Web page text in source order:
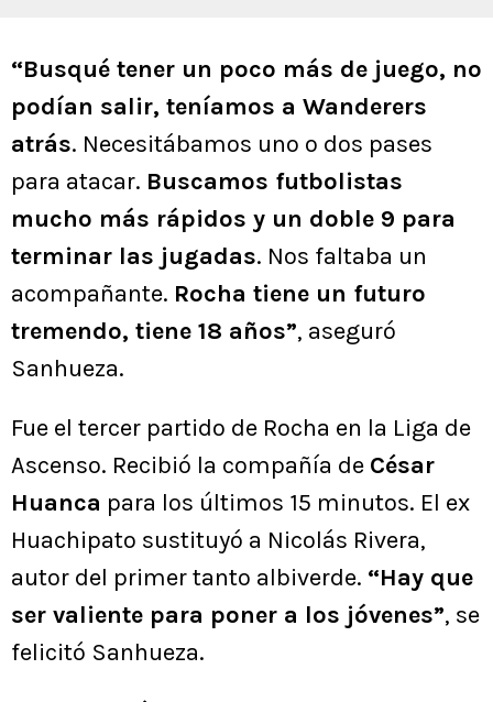
“Busqué tener un poco más de juego, no
podían salir, teníamos a Wanderers
atrás. Necesitábamos uno o dos pases
para atacar. Buscamos futbolistas
mucho más rápidos y un doble 9 para
terminar las jugadas. Nos faltaba un
acompañante. Rocha tiene un futuro
tremendo, tiene 18 años”, aseguró
Sanhueza.
Fue el tercer partido de Rocha en la Liga de
Ascenso. Recibió la compañía de César
Huanca para los últimos 15 minutos. El ex
Huachipato sustituyó a Nicolás Rivera,
autor del primer tanto albiverde. “Hay que
ser valiente para poner a los jóvenes”, se
felicitó Sanhueza.